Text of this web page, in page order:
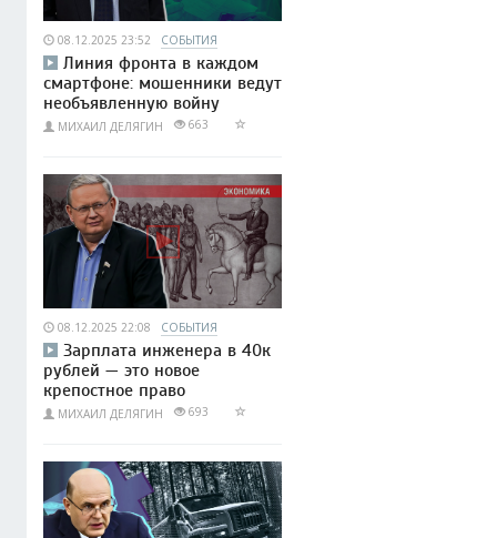
08.12.2025 23:52 СОБЫТИЯ
Линия фронта в каждом
смартфоне: мошенники ведут
необъявленную войну
МИХАИЛ ДЕЛЯГИН 663
08.12.2025 22:08 СОБЫТИЯ
Зарплата инженера в 40к
рублей — это новое
крепостное право
МИХАИЛ ДЕЛЯГИН 693